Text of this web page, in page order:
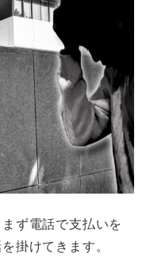
ず電話で支払いを
掛けてきます。